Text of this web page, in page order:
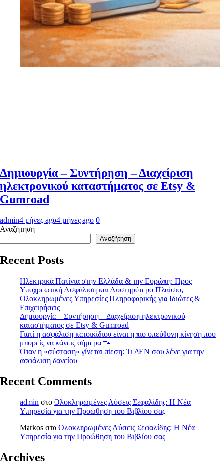
Δημιουργία – Συντήρηση – Διαχείριση
ηλεκτρονικού καταστήματος σε Etsy &
Gumroad
admin4 μήνες ago4 μήνες ago 0
Αναζήτηση
Αναζήτηση
Recent Posts
Ηλεκτρικά Πατίνια στην Ελλάδα & την Ευρώπη: Προς
Υποχρεωτική Ασφάλιση και Αυστηρότερο Πλαίσιο;
Ολοκληρωμένες Υπηρεσίες Πληροφορικής για Ιδιώτες &
Επιχειρήσεις
Δημιουργία – Συντήρηση – Διαχείριση ηλεκτρονικού
καταστήματος σε Etsy & Gumroad
Γιατί η ασφάλιση κατοικίδιου είναι η πιο υπεύθυνη κίνηση που
μπορείς να κάνεις σήμερα 🐾
Όταν η «σύσταση» γίνεται πίεση: Τι ΔΕΝ σου λένε για την
ασφάλιση δανείου
Recent Comments
admin στο Ολοκληρωμένες Λύσεις Σεφαλίδης: Η Νέα
Υπηρεσία για την Προώθηση του Βιβλίου σας
Markos στο Ολοκληρωμένες Λύσεις Σεφαλίδης: Η Νέα
Υπηρεσία για την Προώθηση του Βιβλίου σας
Archives